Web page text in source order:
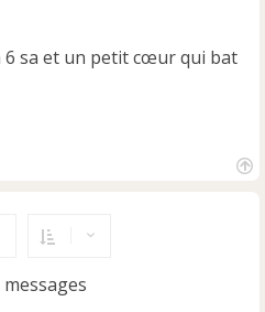
6 sa et un petit cœur qui bat